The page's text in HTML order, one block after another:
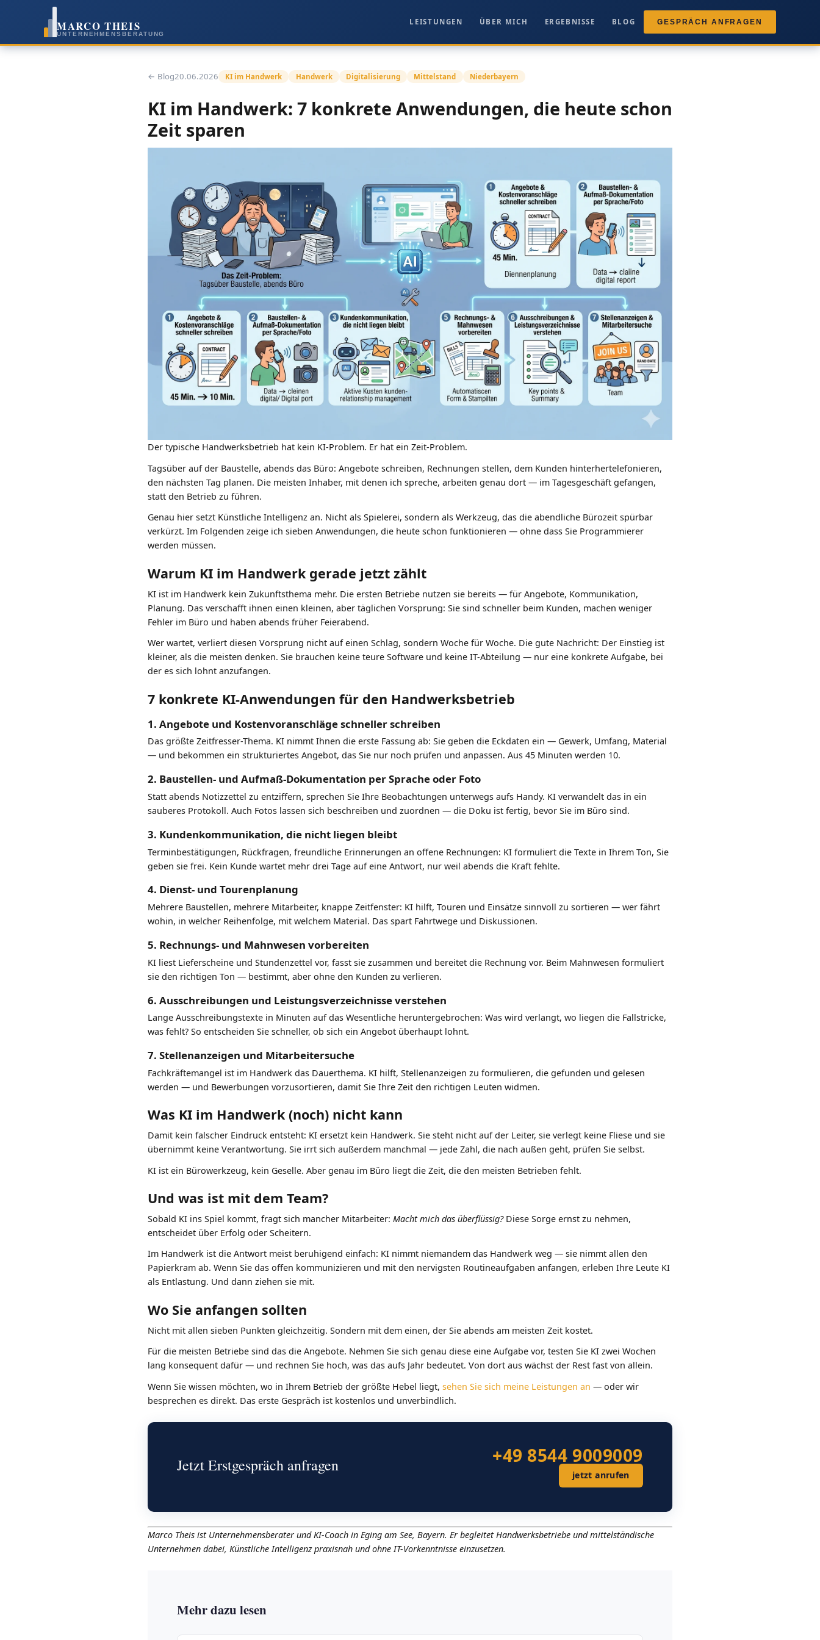
MARCO THEIS
UNTERNEHMENSBERATUNG
LEISTUNGEN ÜBER MICH ERGEBNISSE BLOG GESPRÄCH ANFRAGEN
← Blog20.06.2026 KI im Handwerk Handwerk Digitalisierung Mittelstand Niederbayern
KI im Handwerk: 7 konkrete Anwendungen, die heute schon
Zeit sparen
Der typische Handwerksbetrieb hat kein KI-Problem. Er hat ein Zeit-Problem.
Tagsüber auf der Baustelle, abends das Büro: Angebote schreiben, Rechnungen stellen, dem Kunden hinterhertelefonieren,
den nächsten Tag planen. Die meisten Inhaber, mit denen ich spreche, arbeiten genau dort — im Tagesgeschäft gefangen,
statt den Betrieb zu führen.
Genau hier setzt Künstliche Intelligenz an. Nicht als Spielerei, sondern als Werkzeug, das die abendliche Bürozeit spürbar
verkürzt. Im Folgenden zeige ich sieben Anwendungen, die heute schon funktionieren — ohne dass Sie Programmierer
werden müssen.
Warum KI im Handwerk gerade jetzt zählt
KI ist im Handwerk kein Zukunftsthema mehr. Die ersten Betriebe nutzen sie bereits — für Angebote, Kommunikation,
Planung. Das verschafft ihnen einen kleinen, aber täglichen Vorsprung: Sie sind schneller beim Kunden, machen weniger
Fehler im Büro und haben abends früher Feierabend.
Wer wartet, verliert diesen Vorsprung nicht auf einen Schlag, sondern Woche für Woche. Die gute Nachricht: Der Einstieg ist
kleiner, als die meisten denken. Sie brauchen keine teure Software und keine IT-Abteilung — nur eine konkrete Aufgabe, bei
der es sich lohnt anzufangen.
7 konkrete KI-Anwendungen für den Handwerksbetrieb
1. Angebote und Kostenvoranschläge schneller schreiben
Das größte Zeitfresser-Thema. KI nimmt Ihnen die erste Fassung ab: Sie geben die Eckdaten ein — Gewerk, Umfang, Material
— und bekommen ein strukturiertes Angebot, das Sie nur noch prüfen und anpassen. Aus 45 Minuten werden 10.
2. Baustellen- und Aufmaß-Dokumentation per Sprache oder Foto
Statt abends Notizzettel zu entziffern, sprechen Sie Ihre Beobachtungen unterwegs aufs Handy. KI verwandelt das in ein
sauberes Protokoll. Auch Fotos lassen sich beschreiben und zuordnen — die Doku ist fertig, bevor Sie im Büro sind.
3. Kundenkommunikation, die nicht liegen bleibt
Terminbestätigungen, Rückfragen, freundliche Erinnerungen an offene Rechnungen: KI formuliert die Texte in Ihrem Ton, Sie
geben sie frei. Kein Kunde wartet mehr drei Tage auf eine Antwort, nur weil abends die Kraft fehlte.
4. Dienst- und Tourenplanung
Mehrere Baustellen, mehrere Mitarbeiter, knappe Zeitfenster: KI hilft, Touren und Einsätze sinnvoll zu sortieren — wer fährt
wohin, in welcher Reihenfolge, mit welchem Material. Das spart Fahrtwege und Diskussionen.
5. Rechnungs- und Mahnwesen vorbereiten
KI liest Lieferscheine und Stundenzettel vor, fasst sie zusammen und bereitet die Rechnung vor. Beim Mahnwesen formuliert
sie den richtigen Ton — bestimmt, aber ohne den Kunden zu verlieren.
6. Ausschreibungen und Leistungsverzeichnisse verstehen
Lange Ausschreibungstexte in Minuten auf das Wesentliche heruntergebrochen: Was wird verlangt, wo liegen die Fallstricke,
was fehlt? So entscheiden Sie schneller, ob sich ein Angebot überhaupt lohnt.
7. Stellenanzeigen und Mitarbeitersuche
Fachkräftemangel ist im Handwerk das Dauerthema. KI hilft, Stellenanzeigen zu formulieren, die gefunden und gelesen
werden — und Bewerbungen vorzusortieren, damit Sie Ihre Zeit den richtigen Leuten widmen.
Was KI im Handwerk (noch) nicht kann
Damit kein falscher Eindruck entsteht: KI ersetzt kein Handwerk. Sie steht nicht auf der Leiter, sie verlegt keine Fliese und sie
übernimmt keine Verantwortung. Sie irrt sich außerdem manchmal — jede Zahl, die nach außen geht, prüfen Sie selbst.
KI ist ein Bürowerkzeug, kein Geselle. Aber genau im Büro liegt die Zeit, die den meisten Betrieben fehlt.
Und was ist mit dem Team?
Sobald KI ins Spiel kommt, fragt sich mancher Mitarbeiter: Macht mich das überflüssig?Diese Sorge ernst zu nehmen,
entscheidet über Erfolg oder Scheitern.
Im Handwerk ist die Antwort meist beruhigend einfach: KI nimmt niemandem das Handwerk weg — sie nimmt allen den
Papierkram ab. Wenn Sie das offen kommunizieren und mit den nervigsten Routineaufgaben anfangen, erleben Ihre Leute KI
als Entlastung. Und dann ziehen sie mit.
Wo Sie anfangen sollten
Nicht mit allen sieben Punkten gleichzeitig. Sondern mit dem einen, der Sie abends am meisten Zeit kostet.
Für die meisten Betriebe sind das die Angebote. Nehmen Sie sich genau diese eine Aufgabe vor, testen Sie KI zwei Wochen
lang konsequent dafür — und rechnen Sie hoch, was das aufs Jahr bedeutet. Von dort aus wächst der Rest fast von allein.
Wenn Sie wissen möchten, wo in Ihrem Betrieb der größte Hebel liegt, sehen Sie sich meine Leistungen an — oder wir
besprechen es direkt. Das erste Gespräch ist kostenlos und unverbindlich.
Jetzt Erstgespräch anfragen +49 8544 9009009
jetzt anrufen
Marco Theis ist Unternehmensberater und KI-Coach in Eging am See, Bayern. Er begleitet Handwerksbetriebe und mittelständische
Unternehmen dabei, Künstliche Intelligenz praxisnah und ohne IT-Vorkenntnisse einzusetzen.
Mehr dazu lesen